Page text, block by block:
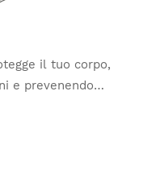
il tuo corpo,
e prevenendo